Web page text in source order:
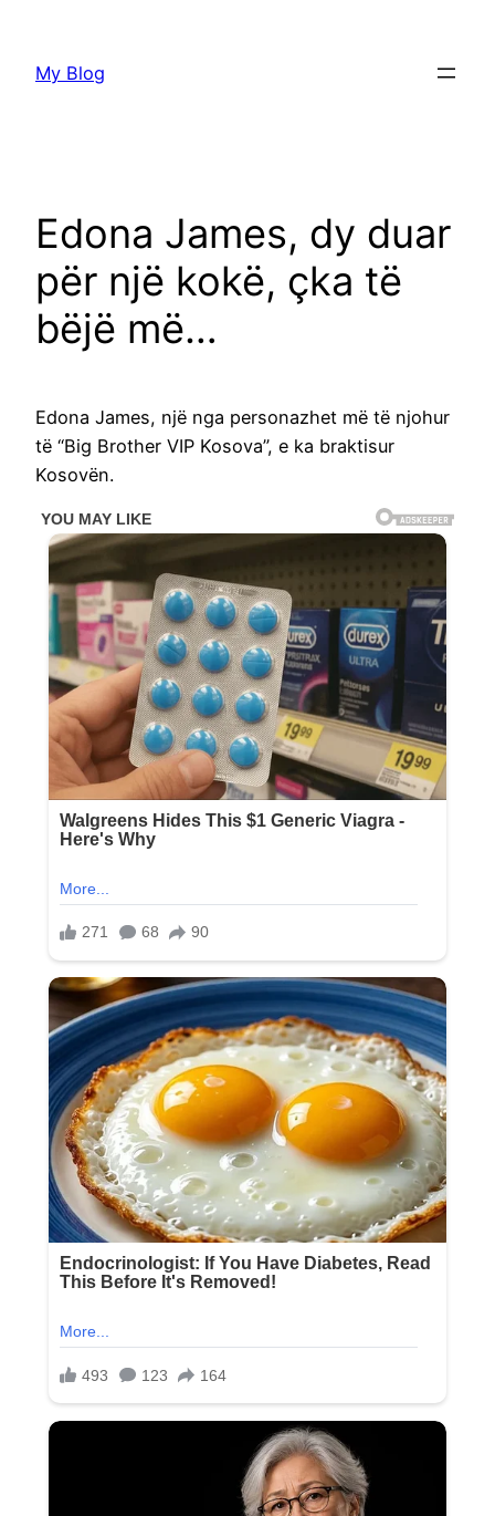
content
My Blog
Edona James, dy duar
për një kokë, çka të
bëjë më…
Edona James, një nga personazhet më të njohur
të “Big Brother VIP Kosova”, e ka braktisur
Kosovën.